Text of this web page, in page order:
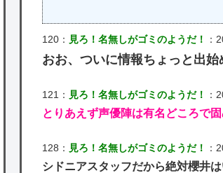
120： 見ろ！名無しがゴミのようだ！ ：
おお、ついに情報ちょっと出始
121： 見ろ！名無しがゴミのようだ！ ：
とりあえず声優陣は有名どころで
128： 見ろ！名無しがゴミのようだ！ ：
シドニアスタッフだから絶対櫻井